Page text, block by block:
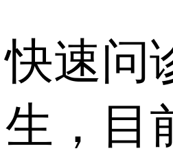
快速问
生，目